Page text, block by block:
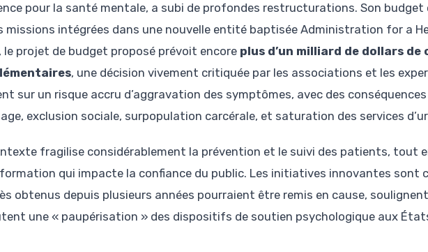
pour la santé mentale, a subi de profondes restructurations. Son
missions intégrées dans une nouvelle entité baptisée Administration for a
le projet de budget proposé prévoit encore plus d’un milliard de dollars de
, une décision vivement critiquée par les associations et les
sur un risque accru d’aggravation des symptômes, avec des
exclusion sociale, surpopulation carcérale, et saturation des services
fragilise considérablement la prévention et le suivi des patients, tout
qui impacte la confiance du public. Les initiatives innovantes sont
obtenus depuis plusieurs années pourraient être remis en cause,
une « paupérisation » des dispositifs de soutien psychologique aux